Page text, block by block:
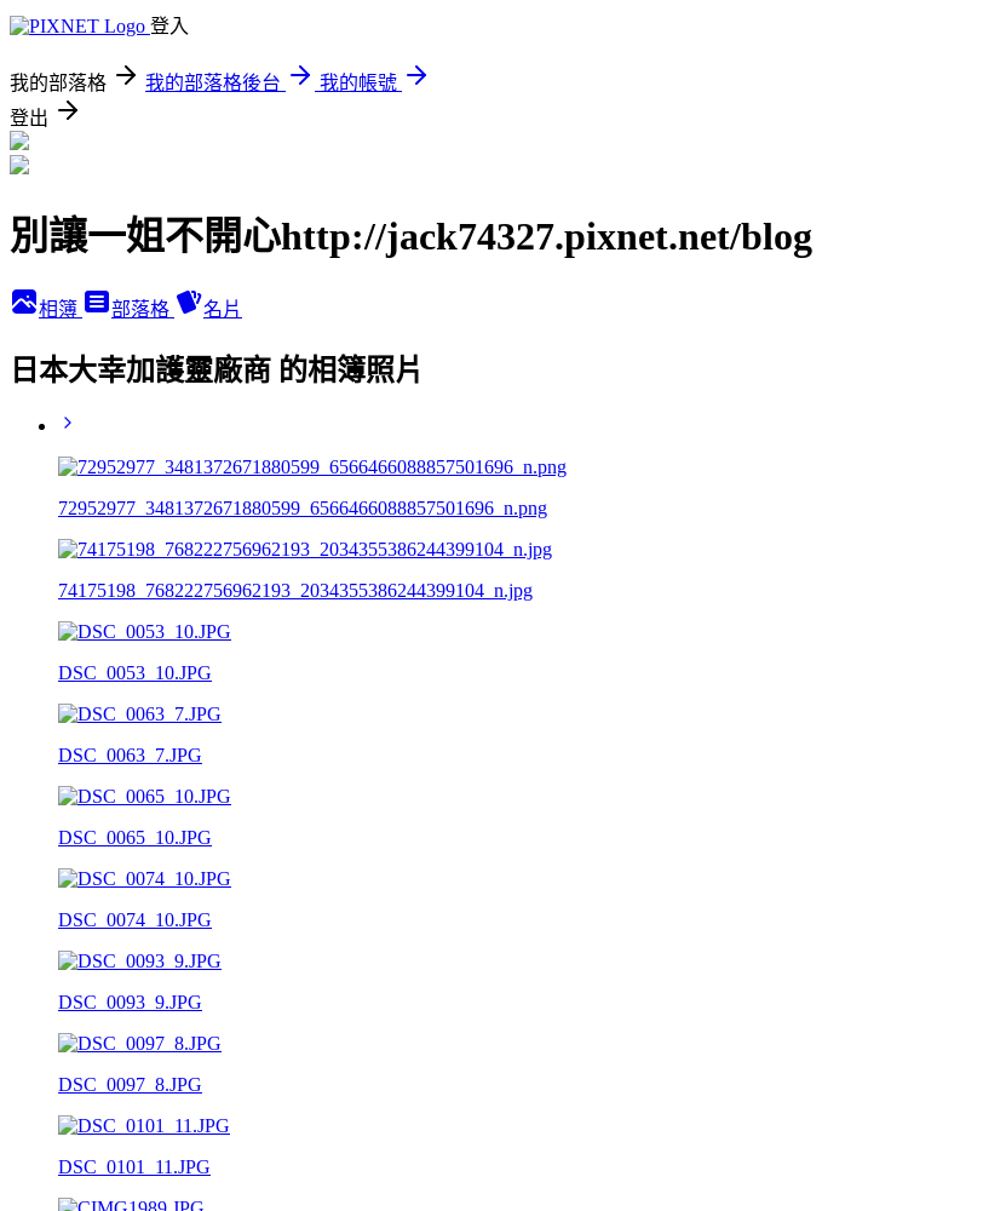
登入
我的部落格 我的部落格後台
我的帳號
登出
別讓一姐不開心http://jack74327.pixnet.net/blog
相簿 部落格 名片
日本大幸加護靈廠商 的相簿照片
72952977_3481372671880599_6566466088857501696_n.png
74175198_768222756962193_2034355386244399104_n.jpg
DSC_0053_10.JPG
DSC_0063_7.JPG
DSC_0065_10.JPG
DSC_0074_10.JPG
DSC_0093_9.JPG
DSC_0097_8.JPG
DSC_0101_11.JPG